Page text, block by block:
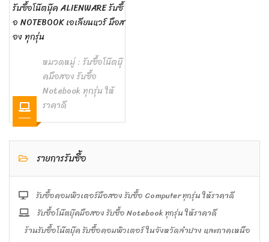
รับซื้อโน๊ตบุ๊ค ALIENWARE รับซื้
อ NOTEBOOK เอเลียนแวร์ มือส
อง ทุกรุ่น
หมวดหมู่ : รับซื้อโน๊ตบุ๊
คมือสอง รับซื้อ
Notebook ทุกรุ่น ให้
ราคาดี
รายการรับซื้อ
รับซื้อคอมพิวเตอร์มือสอง รับซื้อ Computer ทุกรุ่น ให้ราคาดี
รับซื้อโน๊ตบุ๊คมือสอง รับซื้อ Notebook ทุกรุ่น ให้ราคาดี
ร้านรับซื้อโน๊ตบุ๊ค รับซื้อคอมพิวเตอร์ ในจังหวัดลำปาง และภาคเหนือ